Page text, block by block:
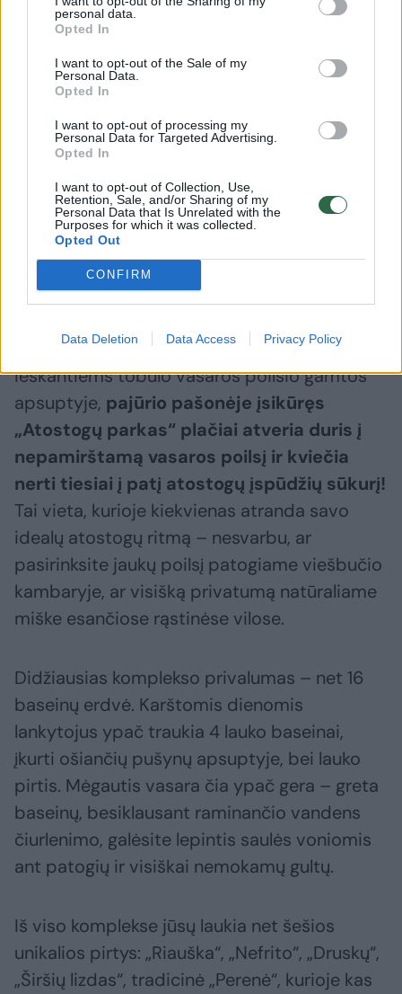
personal data.
Opted In
I want to opt-out of the Sale of my
Personal Data.
Opted In
I want to opt-out of processing my
Personal Data for Targeted Advertising.
Opted In
I want to opt-out of Collection, Use,
Retention, Sale, and/or Sharing of my
Personal Data that Is Unrelated with the
Purposes for which it was collected.
Opted Out
CONFIRM
Data Deletion Data Access Privacy Policy
Druskininkuose įsikūręs 5* viešbutis „Mana Sleep & Spa“
________
Vasaros atostogų oazė Lietuvoje kviečia
Ieškantiems tobulo vasaros poilsio gamtos
apsuptyje, pajūrio pašonėje įsikūręs
„Atostogų parkas“ plačiai atveria duris į
nepamirštamą vasaros poilsį ir kviečia
nerti tiesiai į patį atostogų įspūdžių sūkurį!
Tai vieta, kurioje kiekvienas atranda savo
idealų atostogų ritmą – nesvarbu, ar
pasirinksite jaukų poilsį patogiame viešbučio
kambaryje, ar visišką privatumą natūraliame
miške esančiose rąstinėse vilose.
Didžiausias komplekso privalumas – net 16
baseinų erdvė. Karštomis dienomis
lankytojus ypač traukia 4 lauko baseinai,
įkurti ošiančių pušynų apsuptyje, bei lauko
pirtis. Mėgautis vasara čia ypač gera – greta
baseinų, besiklausant raminančio vandens
čiurlenimo, galėsite lepintis saulės voniomis
ant patogių ir visiškai nemokamų gultų.
Iš viso komplekse jūsų laukia net šešios
unikalios pirtys: „Riauška“, „Nefrito“, „Druskų“,
„Širšių lizdas“, tradicinė „Perenė“, kurioje kas